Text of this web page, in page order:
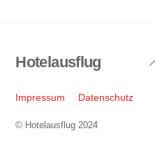
Hotelausflug
Impressum Datenschutz
© Hotelausflug 2024